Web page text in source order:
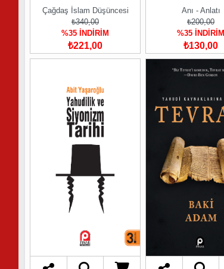
Çağdaş İslam Düşüncesi
₺340,00
%35 İNDİRİM
₺221,00
Anı - Anlatı
₺200,00
%35 İNDİRİM
₺130,00